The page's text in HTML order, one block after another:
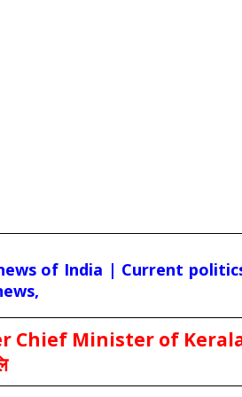
of India | Current
Chief Minister of Kerala